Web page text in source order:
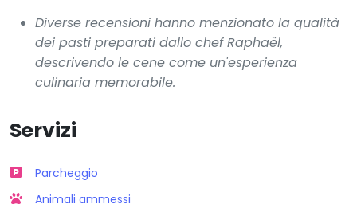
Diverse recensioni hanno menzionato la qualità
dei pasti preparati dallo chef Raphaël,
descrivendo le cene come un'esperienza
culinaria memorabile.
Servizi
Parcheggio
Animali ammessi